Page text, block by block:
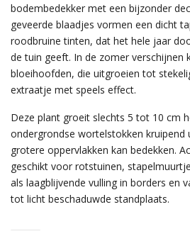
bodembedekker met een bijzonder
geveerde blaadjes vormen een dicht
roodbruine tinten, dat het hele jaar
de tuin geeft. In de zomer verschijnen
bloeihoofden, die uitgroeien tot
extraatje met speels effect.
Deze plant groeit slechts 5 tot 10 cm
ondergrondse wortelstokken kruipend
grotere oppervlakken kan bedekken.
geschikt voor rotstuinen,
als laagblijvende vulling in borders en
tot licht beschaduwde standplaats.